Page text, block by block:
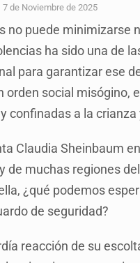
niega desacuerdo entre
ciudadano para exigir
por anomalías suman
las colonias más caras
A en Latitud
abre la puerta al
7 de Noviembre de 2025
no puede minimizarse
ha sido una de
para garantizar ese
orden social misógino,
confinadas a la crianza
Claudia Sheinbaum
de muchas regiones
¿qué podemos
de seguridad?
reacción de su